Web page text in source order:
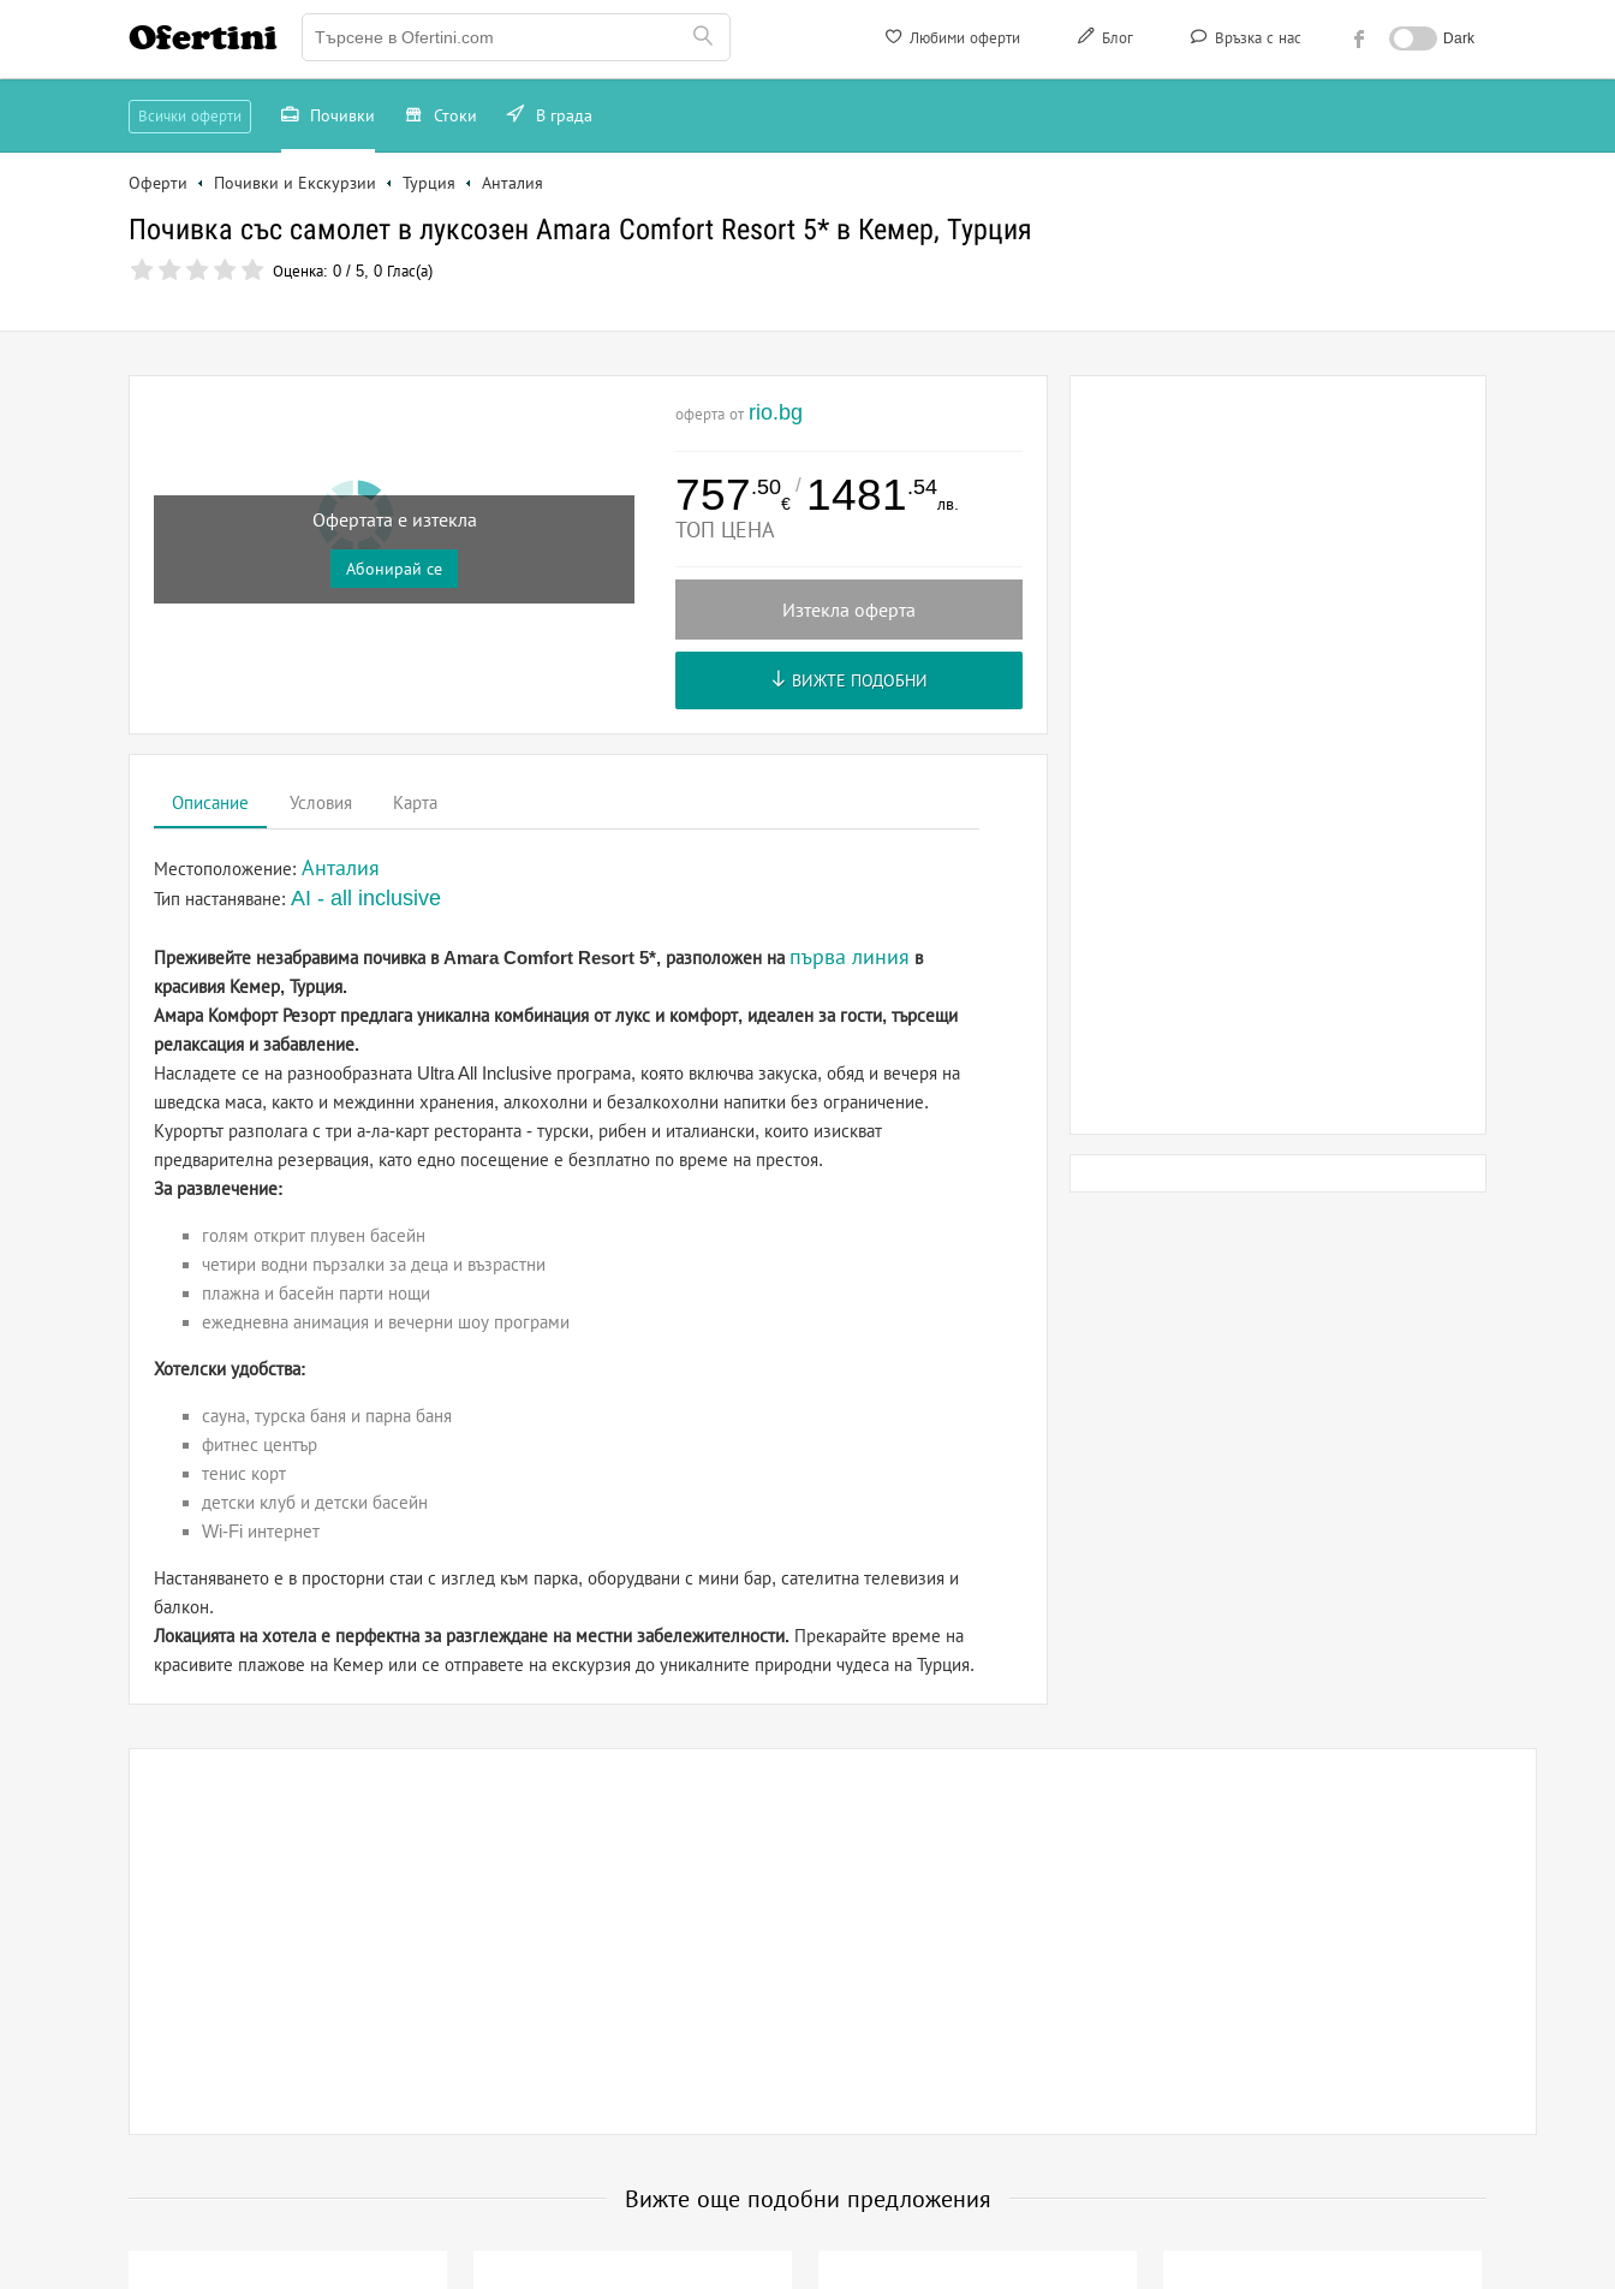
Любими оферти Блог Връзка с нас Dark
Ofertini
Всички оферти Почивки Стоки В града
Оферти Почивки и Екскурзии Турция Анталия
Почивка със самолет в луксозен Amara Comfort Resort 5* в Кемер, Турция
Оценка: 0 / 5, 0 Глас(а)
Офертата е изтекла
Абонирай се
оферта от rio.bg
757.50
€
/ 1481.54
лв.
ТОП ЦЕНА
Изтекла оферта
ВИЖТЕ ПОДОБНИ
Описание Условия Карта
Местоположение: Анталия
Тип настаняване: AI - all inclusive
Преживейте незабравима почивка в Amara Comfort Resort 5*, разположен на първа линия в
красивия Кемер, Турция.
Амара Комфорт Резорт предлага уникална комбинация от лукс и комфорт, идеален за гости, търсещи
релаксация и забавление.
Насладете се на разнообразната Ultra All Inclusive програма, която включва закуска, обяд и вечеря на
шведска маса, както и междинни хранения, алкохолни и безалкохолни напитки без ограничение.
Курортът разполага с три а-ла-карт ресторанта - турски, рибен и италиански, които изискват
предварителна резервация, като едно посещение е безплатно по време на престоя.
За развлечение:
голям открит плувен басейн
четири водни пързалки за деца и възрастни
плажна и басейн парти нощи
ежедневна анимация и вечерни шоу програми
Хотелски удобства:
сауна, турска баня и парна баня
фитнес център
тенис корт
детски клуб и детски басейн
Wi-Fi интернет
Настаняването е в просторни стаи с изглед към парка, оборудвани с мини бар, сателитна телевизия и
балкон.
Локацията на хотела е перфектна за разглеждане на местни забележителности. Прекарайте време на
красивите плажове на Кемер или се отправете на екскурзия до уникалните природни чудеса на Турция.
Вижте още подобни предложения